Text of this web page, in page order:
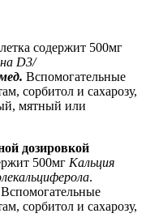
содержит 500мг
D3/
Вспомогательные
сорбитол и сахарозу,
мятный или
дозировкой
500мг Кальция
.
Вспомогательные
сорбитол и сахарозу,